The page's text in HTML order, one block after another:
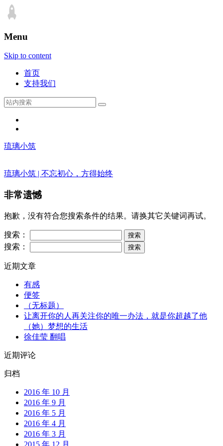
Menu
Skip to content
首页
支持我们
琉璃小筑
琉璃小筑 | 不忘初心，方得始终
非常遗憾
抱歉，没有符合您搜索条件的结果。请换其它关键词再试。
搜索：
搜索：
近期文章
有感
便签
（无标题）
让离开你的人再关注你的唯一办法，就是你超越了他
（她）梦想的生活
徐佳莹 翻唱
近期评论
归档
2016 年 10 月
2016 年 9 月
2016 年 5 月
2016 年 4 月
2016 年 3 月
2015 年 12 月